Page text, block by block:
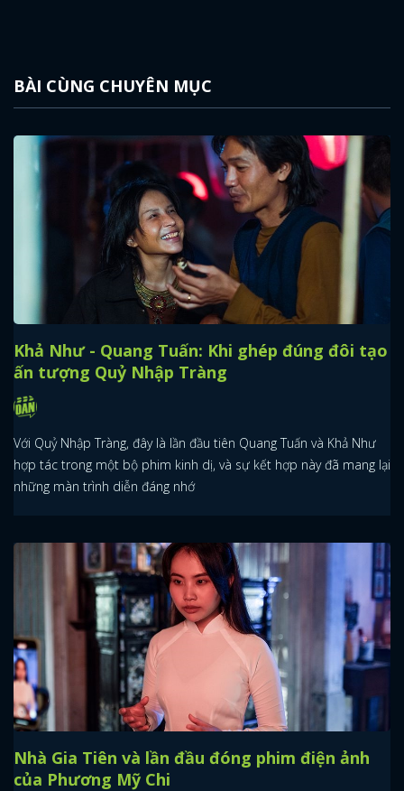
BÀI CÙNG CHUYÊN MỤC
Khả Như - Quang Tuấn: Khi ghép đúng đôi tạo
ấn tượng Quỷ Nhập Tràng
Với Quỷ Nhập Tràng, đây là lần đầu tiên Quang Tuấn và Khả Như
hợp tác trong một bộ phim kinh dị, và sự kết hợp này đã mang lại
những màn trình diễn đáng nhớ
Nhà Gia Tiên và lần đầu đóng phim điện ảnh
của Phương Mỹ Chi